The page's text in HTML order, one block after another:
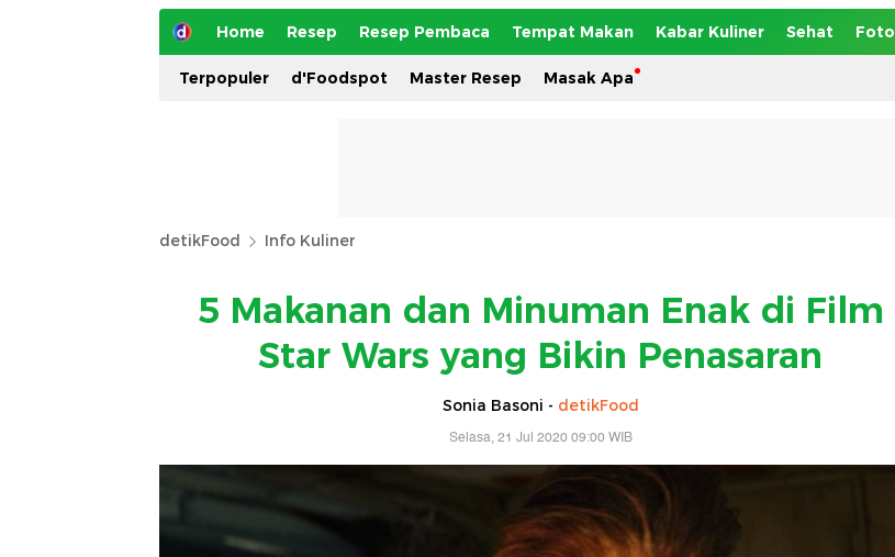
Home Resep Resep Pembaca Tempat Makan Kabar Kuliner Sehat Foto
Terpopuler d'Foodspot Master Resep Masak Apa
detikFood Info Kuliner
5 Makanan dan Minuman Enak di Film
Star Wars yang Bikin Penasaran
Sonia Basoni - detikFood
Selasa, 21 Jul 2020 09:00 WIB